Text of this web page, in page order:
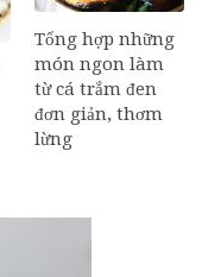
Tổng hợp những
món ngon làm
từ cá trắm đen
đơn giản, thơm
lừng